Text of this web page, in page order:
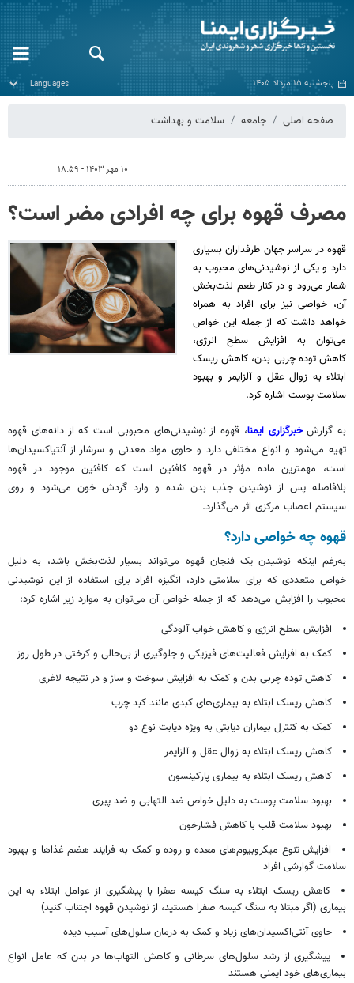
پنجشنبه ۱۵ مرداد ۱۴۰۵
صفحه اصلی جامعه سلامت و بهداشت
۱۰ مهر ۱۴۰۳ - ۱۸:۵۹
مصرف قهوه برای چه افرادی مضر است؟
قهوه در سراسر جهان طرفداران بسیاری
دارد و یکی از نوشیدنی‌های محبوب به
شمار می‌رود و در کنار طعم لذت‌بخش
آن، خواصی نیز برای افراد به همراه
خواهد داشت که از جمله این خواص
می‌توان به افزایش سطح انرژی،
کاهش توده چربی بدن، کاهش ریسک
ابتلاء به زوال عقل و آلزایمر و بهبود
سلامت پوست اشاره کرد.
به گزارشخبرگزاری ایمنا، قهوه از نوشیدنی‌های محبوبی است که از دانه‌های قهوه
تهیه می‌شود و انواع مختلفی دارد و حاوی مواد معدنی و سرشار از آنتیاکسیدان‌ها
است، مهمترین ماده مؤثر در قهوه کافئین است که کافئین موجود در قهوه
بلافاصله پس از نوشیدن جذب بدن شده و وارد گردش خون می‌شود و روی
سیستم اعصاب مرکزی اثر می‌گذارد.
قهوه چه خواصی دارد؟
به‌رغم اینکه نوشیدن یک فنجان قهوه می‌تواند بسیار لذت‌بخش باشد، به دلیل
خواص متعددی که برای سلامتی دارد، انگیزه افراد برای استفاده از این نوشیدنی
محبوب را افزایش می‌دهد که از جمله خواص آن می‌توان به موارد زیر اشاره کرد:
افزایش سطح انرژی و کاهش خواب آلودگی
کمک به افزایش فعالیت‌های فیزیکی و جلوگیری از بی‌حالی و کرختی در طول روز
کاهش توده چربی بدن و کمک به افزایش سوخت و ساز و در نتیجه لاغری
کاهش ریسک ابتلاء به بیماری‌های کبدی مانند کبد چرب
کمک به کنترل بیماران دیابتی به ویژه دیابت نوع دو
کاهش ریسک ابتلاء به زوال عقل و آلزایمر
کاهش ریسک ابتلاء به بیماری پارکینسون
بهبود سلامت پوست به دلیل خواص ضد التهابی و ضد پیری
بهبود سلامت قلب با کاهش فشارخون
افزایش تنوع میکروبیوم‌های معده و روده و کمک به فرایند هضم غذاها و بهبود
سلامت گوارشی افراد
کاهش ریسک ابتلاء به سنگ کیسه صفرا با پیشگیری از عوامل ابتلاء به این
بیماری (اگر مبتلا به سنگ کیسه صفرا هستید، از نوشیدن قهوه اجتناب کنید)
حاوی آنتی‌اکسیدان‌های زیاد و کمک به درمان سلول‌های آسیب دیده
پیشگیری از رشد سلول‌های سرطانی و کاهش التهاب‌ها در بدن که عامل انواع
بیماری‌های خود ایمنی هستند